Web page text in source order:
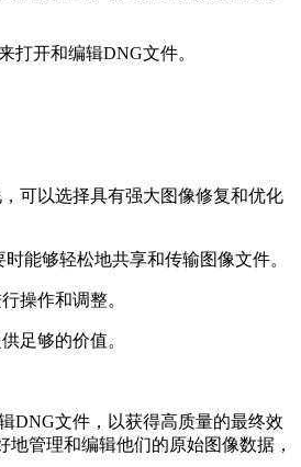
打开和编辑DNG文件。
可以选择具有强大图像修复和优化
能够轻松地共享和传输图像文件。
操作和调整。
足够的价值。
DNG文件，以获得高质量的最终效
管理和编辑他们的原始图像数据，